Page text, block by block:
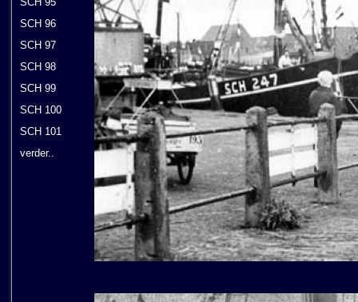
SCH 96
SCH 97
SCH 98
SCH 99
SCH 100
SCH 101
verder..